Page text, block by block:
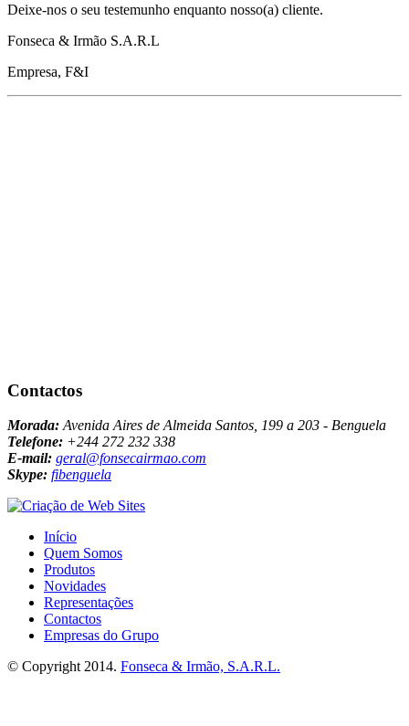
Deixe-nos o seu testemunho enquanto nosso(a) cliente.
Fonseca & Irmão S.A.R.L
Empresa, F&I
Contactos
Morada: Avenida Aires de Almeida Santos, 199 a 203 - Benguela
Telefone: +244 272 232 338
E-mail: geral@fonsecairmao.com
Skype: fibenguela
Início
Quem Somos
Produtos
Novidades
Representações
Contactos
Empresas do Grupo
© Copyright 2014. Fonseca & Irmão, S.A.R.L.